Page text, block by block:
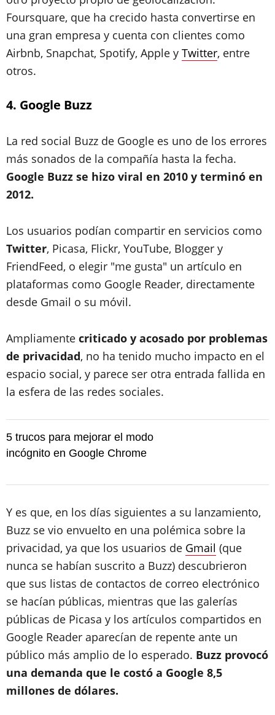
Foursquare, que ha crecido hasta convertirse en
una gran empresa y cuenta con clientes como
Airbnb, Snapchat, Spotify, Apple y Twitter, entre
otros.
4. Google Buzz
La red social Buzz de Google es uno de los errores
más sonados de la compañía hasta la fecha.
Google Buzz se hizo viral en 2010 y terminó en
2012.
Los usuarios podían compartir en servicios como
Twitter, Picasa, Flickr, YouTube, Blogger y
FriendFeed, o elegir "me gusta" un artículo en
plataformas como Google Reader, directamente
desde Gmail o su móvil.
Ampliamente criticado y acosado por problemas
de privacidad, no ha tenido mucho impacto en el
espacio social, y parece ser otra entrada fallida en
la esfera de las redes sociales.
5 trucos para mejorar el modo
incógnito en Google Chrome
Y es que, en los días siguientes a su lanzamiento,
Buzz se vio envuelto en una polémica sobre la
privacidad, ya que los usuarios de Gmail (que
nunca se habían suscrito a Buzz) descubrieron
que sus listas de contactos de correo electrónico
se hacían públicas, mientras que las galerías
públicas de Picasa y los artículos compartidos en
Google Reader aparecían de repente ante un
público más amplio de lo esperado. Buzz provocó
una demanda que le costó a Google 8,5
millones de dólares.